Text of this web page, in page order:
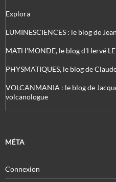
Explora
LUMINESCIENCES : le blog de
MATH'MONDE, le blog d'Hervé
PHYSMATIQUES, le blog de
VOLCANMANIA : le blog de
volcanologue
MÉTA
Connexion